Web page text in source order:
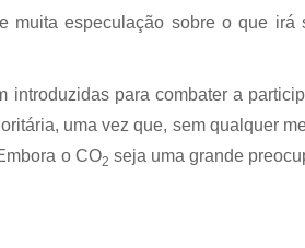
muita especulação sobre o que irá
para combater a
uma vez que, sem qualquer
o CO2 seja uma grande